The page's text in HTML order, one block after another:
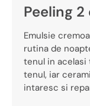
Peeling
Emulsie
rutina de
tenul in acelasi
tenul, iar
intaresc si